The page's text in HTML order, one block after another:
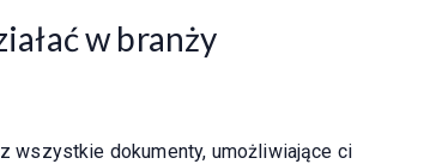
w branży
wszystkie dokumenty, umożliwiające ci